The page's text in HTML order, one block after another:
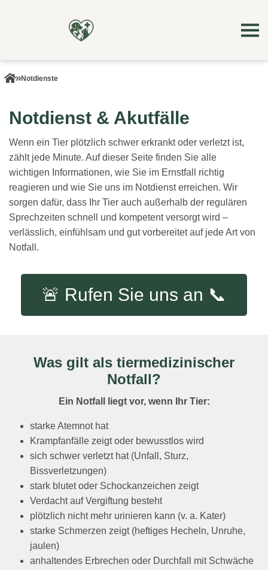
Notdienste
Notdienst & Akutfälle
Wenn ein Tier plötzlich schwer erkrankt oder verletzt ist,
zählt jede Minute. Auf dieser Seite finden Sie alle
wichtigen Informationen, wie Sie im Ernstfall richtig
reagieren und wie Sie uns im Notdienst erreichen. Wir
sorgen dafür, dass Ihr Tier auch außerhalb der regulären
Sprechzeiten schnell und kompetent versorgt wird –
verlässlich, einfühlsam und gut vorbereitet auf jede Art von
Notfall.
🚨 Rufen Sie uns an 📞
Was gilt als tiermedizinischer
Notfall?
Ein Notfall liegt vor, wenn Ihr Tier:
starke Atemnot hat
Krampfanfälle zeigt oder bewusstlos wird
sich schwer verletzt hat (Unfall, Sturz,
Bissverletzungen)
stark blutet oder Schockanzeichen zeigt
Verdacht auf Vergiftung besteht
plötzlich nicht mehr urinieren kann (v. a. Kater)
starke Schmerzen zeigt (heftiges Hecheln, Unruhe,
jaulen)
anhaltendes Erbrechen oder Durchfall mit Schwäche